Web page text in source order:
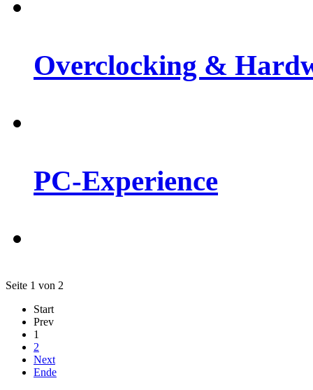
Overclocking &
PC-Experience
Seite 1 von 2
Start
Prev
1
2
Next
Ende